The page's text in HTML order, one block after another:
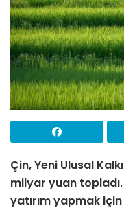
Çin, Yeni Ulusal
milyar yuan
yatırım yapmak